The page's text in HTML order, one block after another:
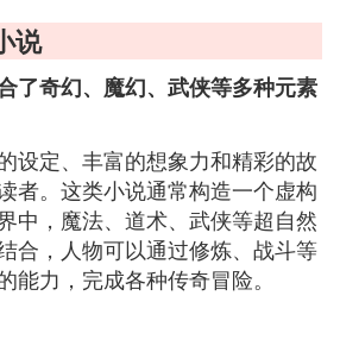
说
了奇幻、魔幻、武侠等多种元素
设定、丰富的想象力和精彩的故
者。这类小说通常构造一个虚构
中，魔法、道术、武侠等超自然
合，人物可以通过修炼、战斗等
能力，完成各种传奇冒险。